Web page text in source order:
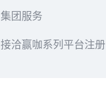
集团服务
接洽赢咖系列平台注册